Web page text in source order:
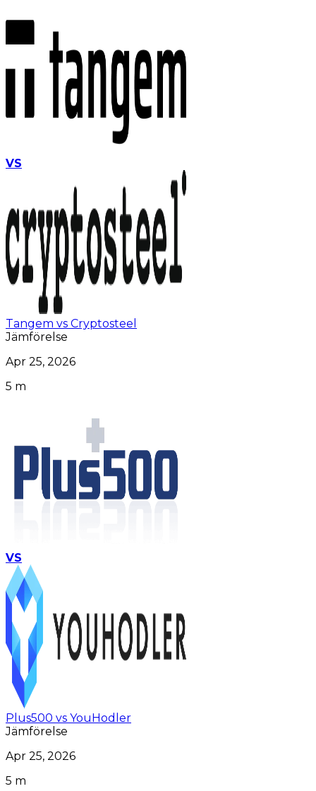
VS
Tangem vs Cryptosteel
Jämförelse
Apr 25, 2026
5 m
VS
Plus500 vs YouHodler
Jämförelse
Apr 25, 2026
5 m